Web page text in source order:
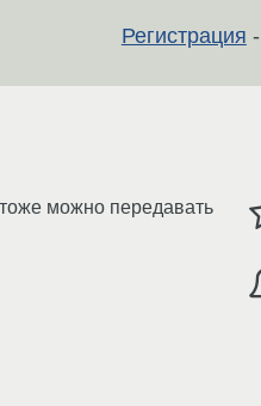
Регистрация -
можно передавать